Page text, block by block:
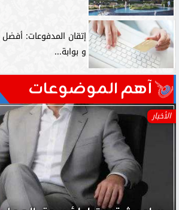
إتقان المدفوعات: أفضل
و بوابة...
آهم الموضوعات
الأخبار